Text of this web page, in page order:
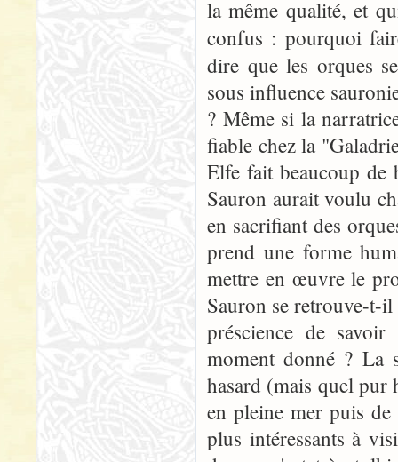
la même qualité, et
confus : pourquoi
dire que les orques
sous influence
? Même si la
fiable chez la
Elfe fait beaucoup de
Sauron aurait voulu
en sacrifiant des
prend une forme
mettre en œuvre le
Sauron se retrouve-t-
préscience de
moment donné ? La
hasard (mais quel pur
en pleine mer puis de
plus intéressants à